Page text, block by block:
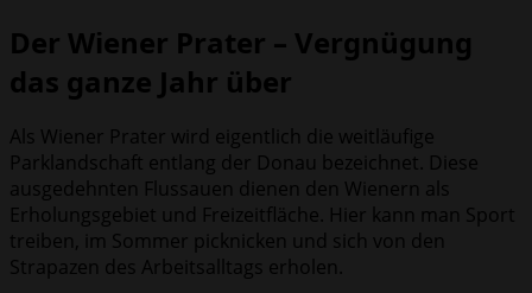
Der Wiener Prater – Vergnügung
das ganze Jahr über
Als Wiener Prater wird eigentlich die weitläufige
Parklandschaft entlang der Donau bezeichnet. Diese
ausgedehnten Flussauen dienen den Wienern als
Erholungsgebiet und Freizeitfläche. Hier kann man Sport
treiben, im Sommer picknicken und sich von den
Strapazen des Arbeitsalltags erholen.